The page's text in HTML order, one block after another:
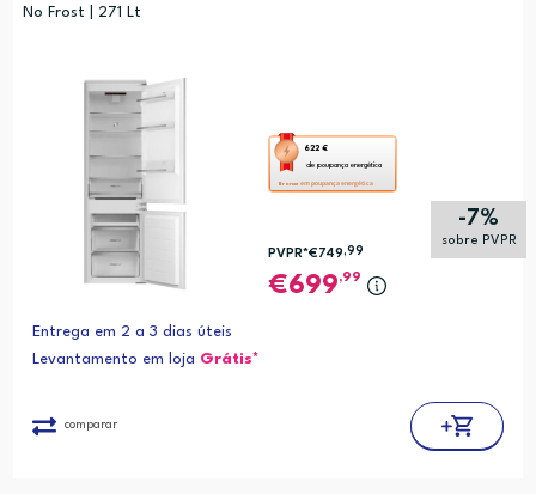
No Frost | 271 Lt
622 €
de poupança energética
Bronze em poupança energética
Esta
ação
de
-7%
sobre PVPR
PVPR*€749 ,99
699,99
Entrega em 2 a 3 dias úteis
Levantamento em loja Grátis*
comparar